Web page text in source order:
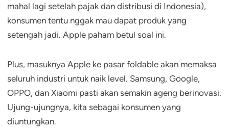
mahal lagi setelah pajak dan distribusi di Indonesia),
konsumen tentu nggak mau dapat produk yang
setengah jadi. Apple paham betul soal ini.
Plus, masuknya Apple ke pasar foldable akan memaksa
seluruh industri untuk naik level. Samsung, Google,
OPPO, dan Xiaomi pasti akan semakin ageng berinovasi.
Ujung-ujungnya, kita sebagai konsumen yang
diuntungkan.